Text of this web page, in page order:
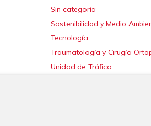
Sin categoría
Sostenibilidad y Medio
Tecnología
Traumatología y Cirugía
Unidad de Tráfico